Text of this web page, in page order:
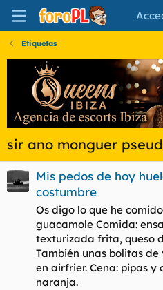
Etiquetas
sir ano monguer
Mis pedos de hoy
costumbre
Os digo lo que he
guacamole Comida:
texturizada frita, queso
También unas bolitas
en airfrier. Cena: pipas y
naranja.